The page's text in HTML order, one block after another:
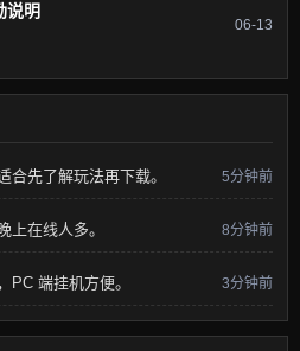
说明
06-13
合先了解玩法再下载。 5分钟前
上在线人多。 8分钟前
PC 端挂机方便。 3分钟前